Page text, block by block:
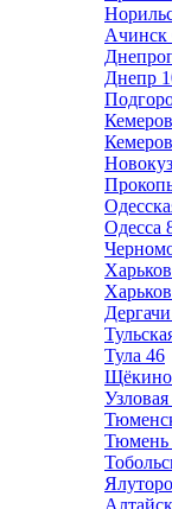
Ачинск
Днепр
Одесса
Харьков
Дергачи
Тула 46
Щёкино
Узловая
Тюмень